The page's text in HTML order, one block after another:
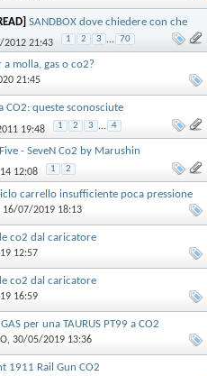
SANDBOX dove chiedere con che
ricorrenti
2012 21:43 1 2 3 ... 70
a molla, gas o co2?
21:45
CO2: queste sconosciute
19:48 1 2 3 ... 4
- SeveN Co2 by Marushin
12:08 1 2
carrello insufficiente poca pressione
16/07/2019 18:13
co2 dal caricatore
12:57
co2 dal caricatore
16:59
per una TAURUS PT99 a CO2
‎, 30/05/2019 13:36
1911 Rail Gun CO2